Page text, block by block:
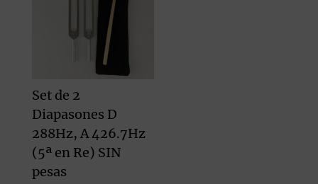
Set de 2
Diapasones D
288Hz, A 426.7Hz
(5ª en Re) SIN
pesas